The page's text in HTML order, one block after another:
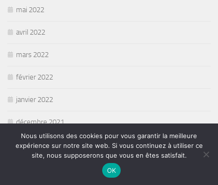
mai 2022
avril 2022
mars 2022
février 2022
janvier 2022
décembre 2021
novembre 2021
Nous utilisons des cookies pour vous garantir la meilleure
expérience sur notre site web. Si vous continuez à utiliser ce
site, nous supposerons que vous en êtes satisfait.
OK